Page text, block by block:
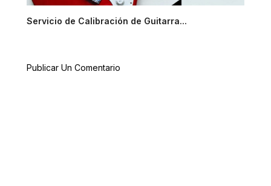
Servicio de Calibración de Guitarra...
Publicar Un Comentario